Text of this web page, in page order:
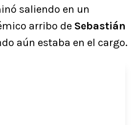
saliendo en un
arribo de Sebastián
aún estaba en el cargo.